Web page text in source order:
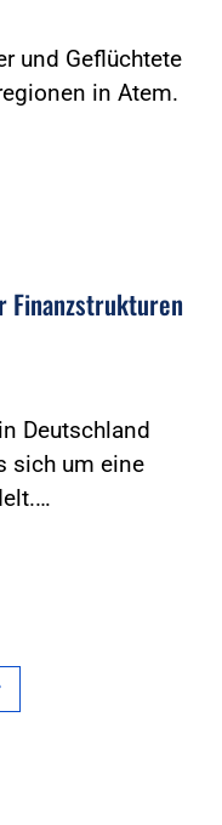
und Geflüchtete
in Atem.
Finanzstrukturen
Deutschland
sich um eine